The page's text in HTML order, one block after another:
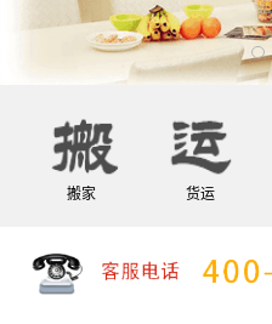
搬家 货运